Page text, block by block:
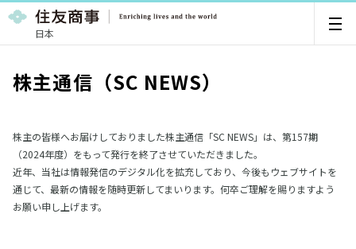
日本
株主通信（SC NEWS）
株主の皆様へお届けしておりました株主通信「SC NEWS」は、第157期
（2024年度）をもって発行を終了させていただきました。
近年、当社は情報発信のデジタル化を拡充しており、今後もウェブサイトを
通じて、最新の情報を随時更新してまいります。何卒ご理解を賜りますよう
お願い申し上げます。